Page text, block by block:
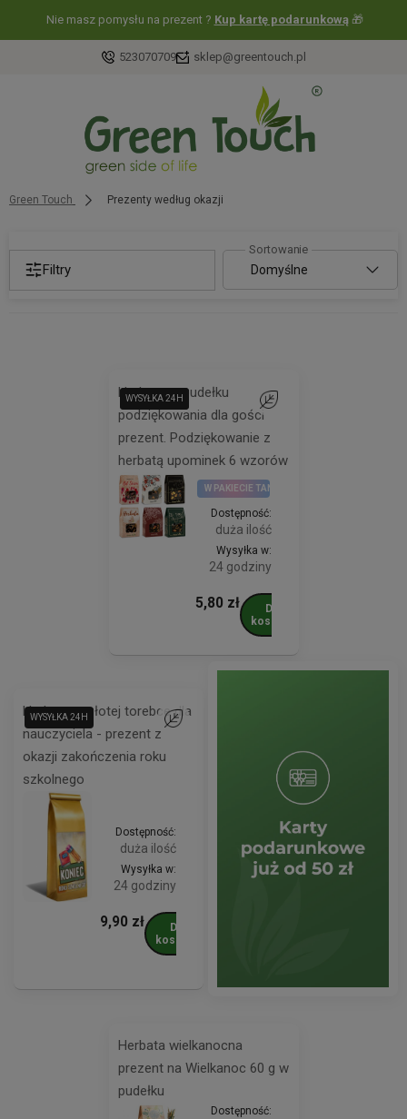
Nie masz pomysłu na prezent ? Kup kartę podarunkową🎁
523070709 sklep@greentouch.pl
Green Touch Prezenty według okazji
Filtry
Herbata w pudełku
podziękowania dla gości
prezent. Podziękowanie z
herbatą upominek 6 wzorów
W PAKIECIE TANIEJ
WYSYŁKA 24H
WYSYŁKA 24H
Dostępność:
duża ilość
Wysyłka w:
24 godziny
5,80 zł
Do
koszyka
Do ulubionych
Herbata w złotej torebce dla
nauczyciela - prezent z
okazji zakończenia roku
szkolnego
WYSYŁKA 24H
Dostępność:
duża ilość
Wysyłka w:
24 godziny
9,90 zł
Do
koszyka
Do ulubionych
Herbata wielkanocna
prezent na Wielkanoc 60 g w
pudełku
Dostępność: